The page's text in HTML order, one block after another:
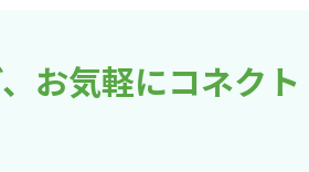
お気軽にコネクト